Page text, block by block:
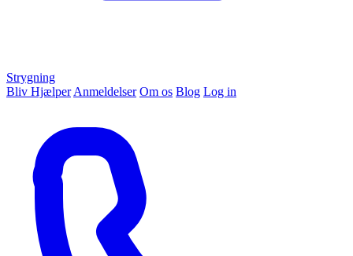
Strygning
Bliv Hjælper Anmeldelser Om os Blog Log in